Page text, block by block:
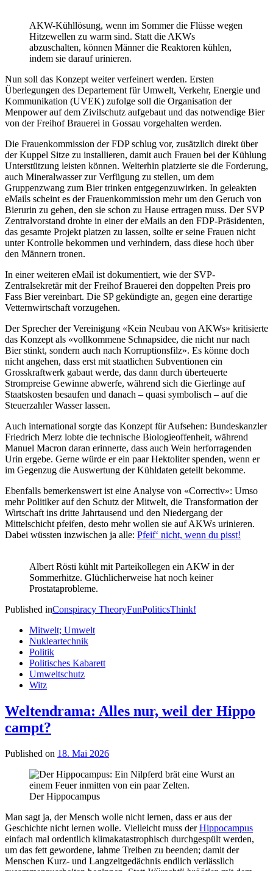
AKW-Kühllösung, wenn im Sommer die Flüsse wegen
Hitzewellen zu warm sind. Statt die AKWs
abzuschalten, können Männer die Reaktoren kühlen,
indem sie darauf urinieren.
Nun soll das Konzept weiter verfeinert werden. Ersten
Überlegungen des Departement für Umwelt, Verkehr, Energie und
Kommunikation (UVEK) zufolge soll die Organisation der
Menpower auf dem Zivilschutz aufgebaut und das notwendige Bier
von der Freihof Brauerei in Gossau vorgehalten werden.
Die Frauenkommission der FDP schlug vor, zusätzlich direkt über
der Kuppel Sitze zu installieren, damit auch Frauen bei der Kühlung
Unterstützung leisten können. Weiterhin platzierte sie die Forderung,
auch Mineralwasser zur Verfügung zu stellen, um dem
Gruppenzwang zum Bier trinken entgegenzuwirken. In geleakten
eMails scheint es der Frauenkommission mehr um den Geruch von
Bierurin zu gehen, den sie schon zu Hause ertragen muss. Der SVP
Zentralvorstand drohte in einer der eMails an den FDP-Präsidenten,
das gesamte Projekt platzen zu lassen, sollte er seine Frauen nicht
unter Kontrolle bekommen und verhindern, dass diese hoch über
den Männern tronen.
In einer weiteren eMail ist dokumentiert, wie der SVP-
Zentralsekretär mit der Freihof Brauerei den doppelten Preis pro
Fass Bier vereinbart. Die SP gekündigte an, gegen eine derartige
Vetternwirtschaft vorzugehen.
Der Sprecher der Vereinigung «Kein Neubau von AKWs» kritisierte
das Konzept als «vollkommene Schnapsidee, die nicht nur nach
Bier stinkt, sondern auch nach Korruptionsfilz». Es könne doch
nicht angehen, dass erst mit staatlichen Subventionen ein
Grosskraftwerk gabaut werde, das dann durch überteuerte
Strompreise Gewinne abwerfe, während sich die Gierlinge auf
Staatskosten besaufen und danach – quasi symbolisch – auf die
Steuerzahler Wasser lassen.
Auch international sorgte das Konzept für Aufsehen: Bundeskanzler
Friedrich Merz lobte die technische Biologieoffenheit, während
Manuel Macron daran erinnerte, dass auch Wein herforragenden
Urin ergebe. Gerne würde er ein paar Hektoliter spenden, wenn er
im Gegenzug die Auswertung der Kühldaten geteilt bekomme.
Ebenfalls bemerkenswert ist eine Analyse von «Correctiv»: Umso
mehr Politiker auf den Schutz der Mitwelt, die Transformation der
Wirtschaft ins dritte Jahrtausend und den Niedergang der
Mittelschicht pfeifen, desto mehr wollen sie auf AKWs urinieren.
Dabei wüssten inzwischen ja alle: Pfeif‘ nicht, wenn du pisst!
Albert Rösti kühlt mit Parteikollegen ein AKW in der
Sommerhitze. Glüchlicherweise hat noch keiner
Prostataprobleme.
Published inConspiracy TheoryFunPoliticsThink!
Mitwelt; Umwelt
Nukleartechnik
Politik
Politisches Kabarett
Umweltschutz
Witz
Weltendrama: Alles nur, weil der Hippo
campt?
Published on 18. Mai 2026
Der Hippocampus
Man sagt ja, der Mensch wolle nicht lernen, dass er aus der
Geschichte nicht lernen wolle. Vielleicht muss derHippocampus
einfach mal ordentlich klimakatastrophisch durchgespült werden,
um das fett gewordene, lahme Treiben zu beenden; damit der
Menschen Kurz- und Langzeitgedächnis endlich verlässlich